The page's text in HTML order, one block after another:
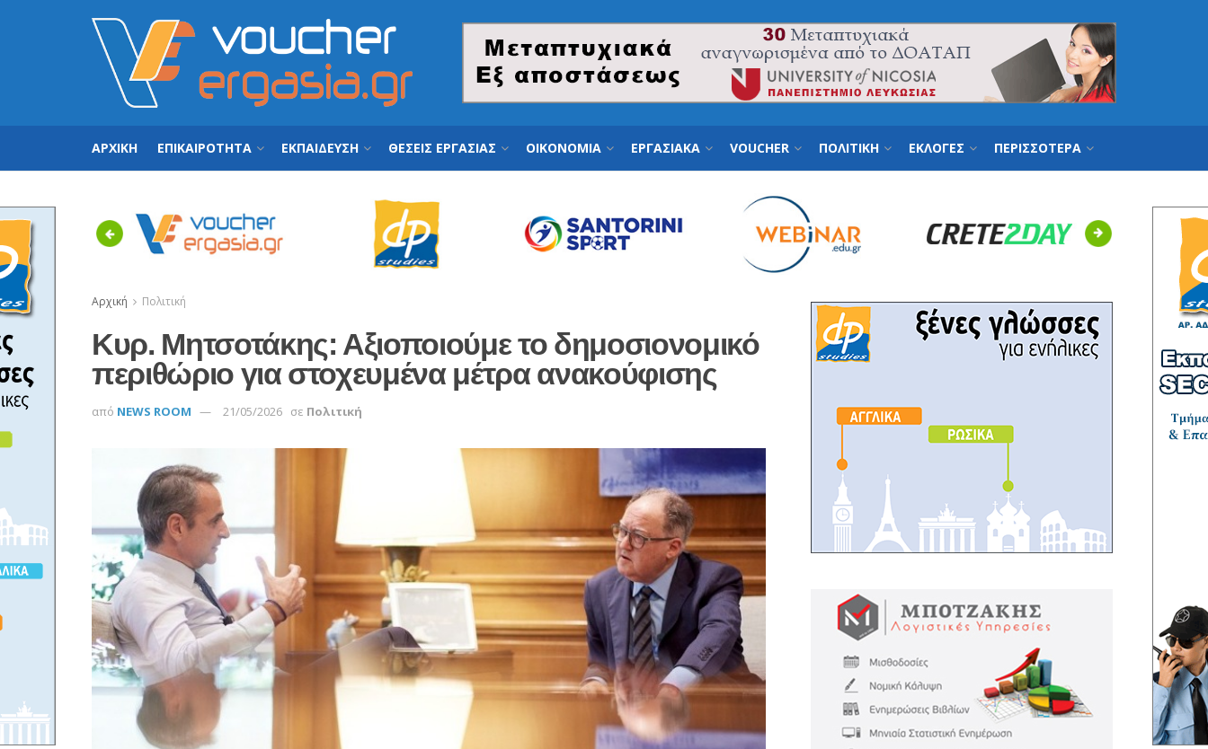
ΑΡΧΙΚΗ ΕΠΙΚΑΙΡΟΤΗΤΑ ΕΚΠΑΙΔΕΥΣΗ ΘΕΣΕΙΣ ΕΡΓΑΣΙΑΣ ΟΙΚΟΝΟΜΙΑ ΕΡΓΑΣΙΑΚΑ VOUCHER ΠΟΛΙΤΙΚΗ ΕΚΛΟΓΕΣ ΠΕΡΙΣΣΟΤΕΡΑ
Previous Next
Αρχική Πολιτική
Κυρ. Μητσοτάκης: Αξιοποιούμε το δημοσιονομικό
περιθώριο για στοχευμένα μέτρα ανακούφισης
από NEWS ROOM 21/05/2026 σε Πολιτική